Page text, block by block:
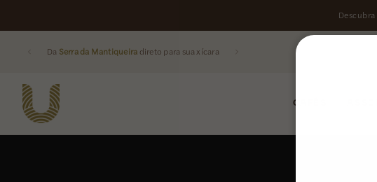
Descubra
Da Serra da Mantiqueira direto para sua xícara
CAFÉS